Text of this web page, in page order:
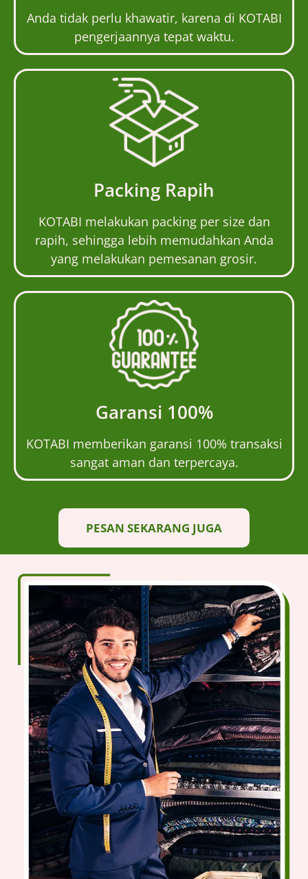
Anda tidak perlu khawatir, karena di KOTABI
pengerjaannya tepat waktu.
Packing Rapih
KOTABI melakukan packing per size dan
rapih, sehingga lebih memudahkan Anda
yang melakukan pemesanan grosir.
Garansi 100%
KOTABI memberikan garansi 100% transaksi
sangat aman dan terpercaya.
PESAN SEKARANG JUGA